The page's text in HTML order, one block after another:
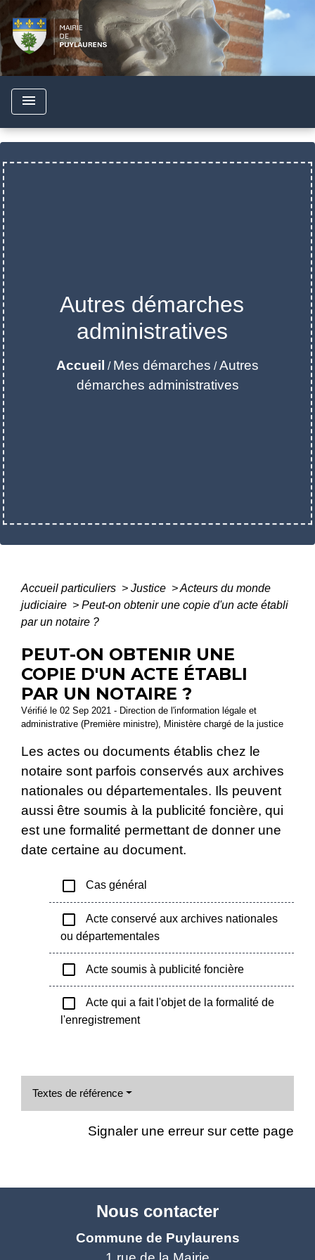
menu
Autres démarches
administratives
Accueil / Mes démarches /Autres
démarches administratives
Accueil particuliers > Justice >Acteurs du monde
judiciaire > Peut-on obtenir une copie d'un acte établi
par un notaire ?
PEUT-ON OBTENIR UNE
COPIE D'UN ACTE ÉTABLI
PAR UN NOTAIRE ?
Vérifié le 02 Sep 2021 - Direction de l'information légale et
administrative (Première ministre), Ministère chargé de la justice
Les actes ou documents établis chez le
notaire sont parfois conservés aux archives
nationales ou départementales. Ils peuvent
aussi être soumis à la publicité foncière, qui
est une formalité permettant de donner une
date certaine au document.
check_box_outline_blank Cas général
check_box_outline_blank
Acte conservé aux archives nationales
ou départementales
check_box_outline_blank Acte soumis à publicité foncière
check_box_outline_blank
Acte qui a fait l'objet de la formalité de
l'enregistrement
Textes de référence
Signaler une erreur sur cette page
Nous contacter
Commune de Puylaurens